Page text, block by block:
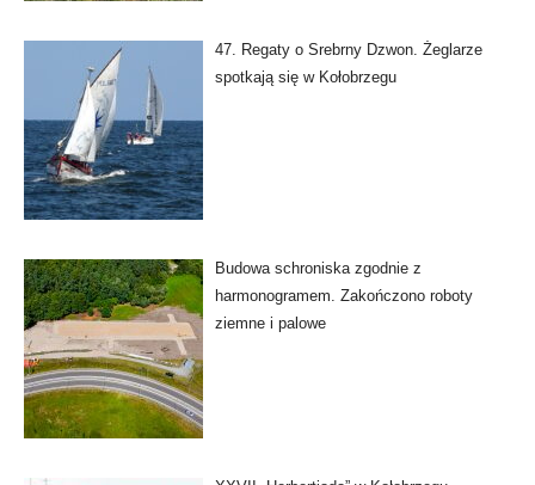
47. Regaty o Srebrny Dzwon. Żeglarze
spotkają się w Kołobrzegu
Budowa schroniska zgodnie z
harmonogramem. Zakończono roboty
ziemne i palowe